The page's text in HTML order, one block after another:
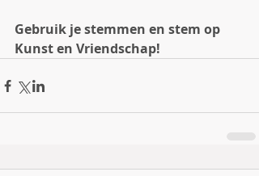
Gebruik je stemmen en stem op
Kunst en Vriendschap!